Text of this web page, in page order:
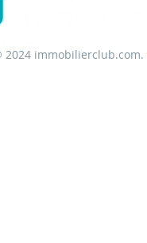
2024 immobilierclub.com.